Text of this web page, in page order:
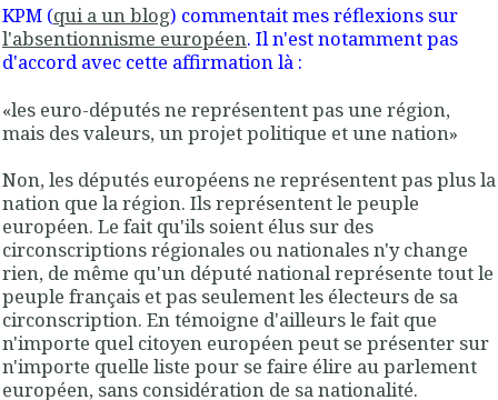
KPM (qui a un blog) commentait mes réflexions sur
l'absentionnisme européen. Il n'est notamment pas
d'accord avec cette affirmation là :
«les euro-députés ne représentent pas une région,
mais des valeurs, un projet politique et une nation»
Non, les députés européens ne représentent pas plus la
nation que la région. Ils représentent le peuple
européen. Le fait qu'ils soient élus sur des
circonscriptions régionales ou nationales n'y change
rien, de même qu'un député national représente tout le
peuple français et pas seulement les électeurs de sa
circonscription. En témoigne d'ailleurs le fait que
n'importe quel citoyen européen peut se présenter sur
n'importe quelle liste pour se faire élire au parlement
européen, sans considération de sa nationalité.